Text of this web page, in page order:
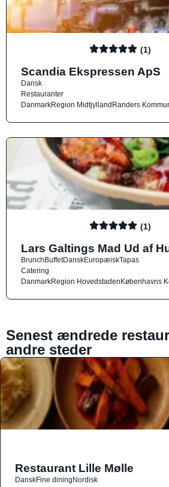
(1)
Scandia Ekspressen ApS
Dansk
Restauranter
DanmarkRegion MidtjyllandRanders
(1)
Lars Galtings Mad Ud af
BrunchBuffetDanskEuropæiskTapas
Catering
DanmarkRegion HovedstadenKøbenhavns
Senest ændrede
andre steder
Restaurant Lille Mølle
DanskFine diningNordisk